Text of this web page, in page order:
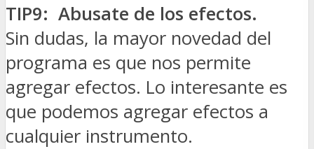
TIP9: Abusate de los efectos.
Sin dudas, la mayor novedad del
programa es que nos permite
agregar efectos. Lo interesante es
que podemos agregar efectos a
cualquier instrumento.